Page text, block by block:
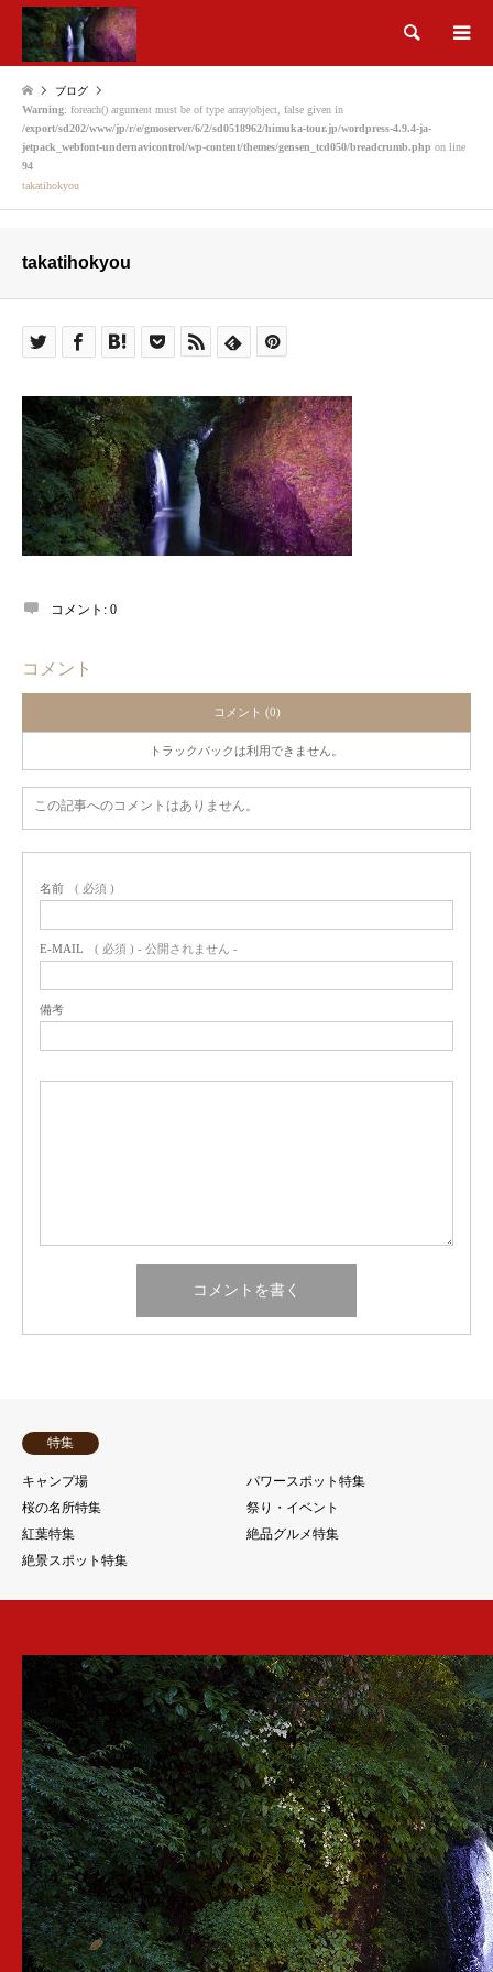
検索
ブログ
Warning: foreach() argument must be of type array|object, false given in
/export/sd202/www/jp/r/e/gmoserver/6/2/sd0518962/himuka-tour.jp/wordpress-4.9.4-ja-
jetpack_webfont-undernavicontrol/wp-content/themes/gensen_tcd050/breadcrumb.php on line
94
takatihokyou
takatihokyou
コメント: 0
コメント
コメント (0)
トラックバックは利用できません。
この記事へのコメントはありません。
名前 ( 必須 )
E-MAIL ( 必須 ) - 公開されません -
備考
特集
キャンプ場
パワースポット特集
桜の名所特集
祭り・イベント
紅葉特集
絶品グルメ特集
絶景スポット特集